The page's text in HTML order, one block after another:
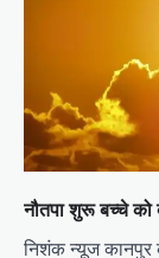
i
o
n
नौतपा शुरू बच्चे को
निशंक न्यूज कानपुर